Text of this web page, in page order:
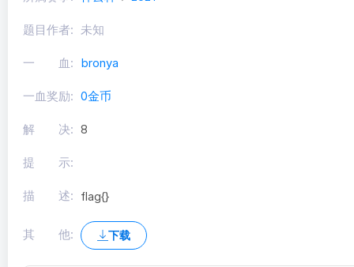
题目作者: 未知
一 血: bronya
一血奖励: 0金币
解 决: 8
提 示:
描 述: flag{}
其 他: 下载